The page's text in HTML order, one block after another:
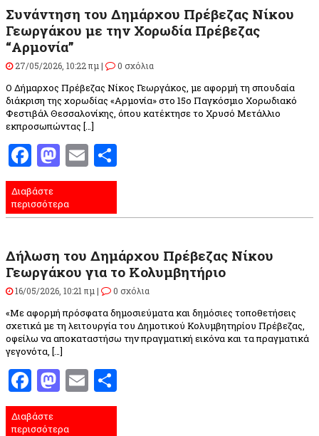
Συνάντηση του Δημάρχου Πρέβεζας Νίκου
Γεωργάκου με την Χορωδία Πρέβεζας
“Αρμονία”
27/05/2026, 10:22 πμ | 0 σχόλια
O Δήμαρχος Πρέβεζας Νίκος Γεωργάκος, με αφορμή τη σπουδαία
διάκριση της χορωδίας «Αρμονία» στο 15ο Παγκόσμιο Χορωδιακό
Φεστιβάλ Θεσσαλονίκης, όπου κατέκτησε το Χρυσό Μετάλλιο
εκπροσωπώντας […]
Facebook
Mastodon
Email
Διαβάστε
περισσότερα
Δήλωση του Δημάρχου Πρέβεζας Νίκου
Γεωργάκου για το Κολυμβητήριο
16/05/2026, 10:21 πμ | 0 σχόλια
«Με αφορμή πρόσφατα δημοσιεύματα και δημόσιες τοποθετήσεις
σχετικά με τη λειτουργία του Δημοτικού Κολυμβητηρίου Πρέβεζας,
οφείλω να αποκαταστήσω την πραγματική εικόνα και τα πραγματικά
γεγονότα, […]
Facebook
Mastodon
Email
Διαβάστε
περισσότερα